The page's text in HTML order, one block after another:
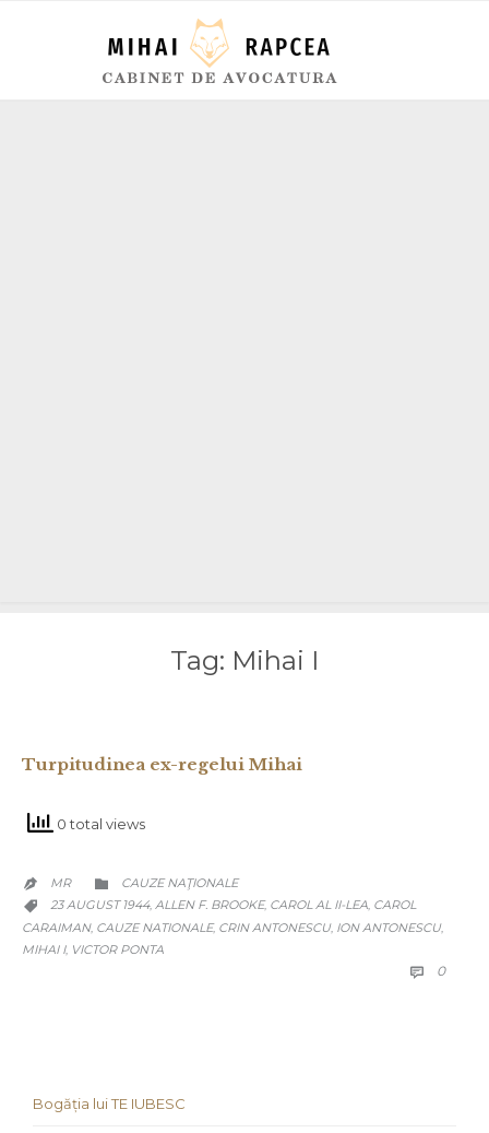
Tag: Mihai I
Turpitudinea ex-regelui Mihai
0 total views
 MR  CATEGORY
CAUZE NAŢIONALE
 CATEGORY
23 AUGUST 1944, ALLEN F. BROOKE, CAROL AL II-LEA, CAROL
CARAIMAN, CAUZE NATIONALE, CRIN ANTONESCU, ION ANTONESCU,
MIHAI I, VICTOR PONTA
 0
Bogăția lui TE IUBESC